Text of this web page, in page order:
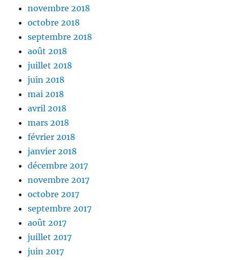
novembre 2018
octobre 2018
septembre 2018
août 2018
juillet 2018
juin 2018
mai 2018
avril 2018
mars 2018
février 2018
janvier 2018
décembre 2017
novembre 2017
octobre 2017
septembre 2017
août 2017
juillet 2017
juin 2017